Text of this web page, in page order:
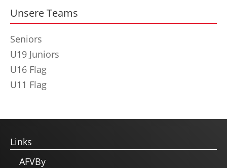
Unsere Teams
Seniors
U19 Juniors
U16 Flag
U11 Flag
Links
AFVBy